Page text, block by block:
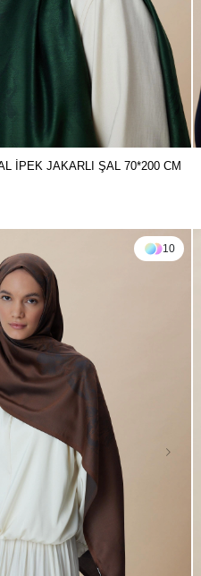
İPEK JAKARLI ŞAL 70*200 CM
10